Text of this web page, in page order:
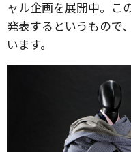
ャル企画を展開中。こ
発表するというもので
います。